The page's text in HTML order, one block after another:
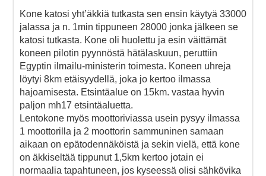
Kone katosi yht’äkkiä tutkasta sen ensin käytyä 33000
jalassa ja n. 1min tippuneen 28000 jonka jälkeen se
katosi tutkasta. Kone oli huolettu ja esin väittämät
koneen pilotin pyynnöstä hätälaskuun, peruttiin
Egyptin ilmailu-ministerin toimesta. Koneen uhreja
löytyi 8km etäisyydellä, joka jo kertoo ilmassa
hajoamisesta. Etsintäalue on 15km. vastaa hyvin
paljon mh17 etsintäaluetta.
Lentokone myös moottoriviassa usein pysyy ilmassa
1 moottorilla ja 2 moottorin sammuninen samaan
aikaan on epätodennäköistä ja sekin vielä, että kone
on äkkiseltää tippunut 1,5km kertoo jotain ei
normaalia tapahtuneen, jos kyseessä olisi sähkövika